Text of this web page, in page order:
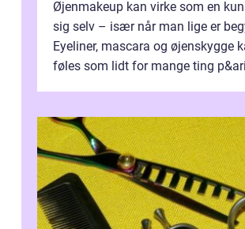
Øjenmakeup kan virke som en
sig selv – især når man lige er
Eyeliner, mascara og øjenskygge
føles som lidt for mange ting